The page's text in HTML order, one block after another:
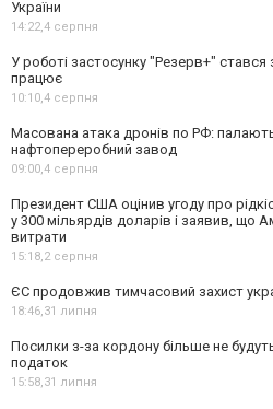
України
14:22, 4 серпня
У роботі застосунку "Резерв+" стався
працює
10:10, 4 серпня
Масована атака дронів по РФ:
нафтопереробний завод
09:00, 4 серпня
Президент США оцінив угоду про
у 300 мільярдів доларів і заявив, що
витрати
15:18, 2 серпня
ЄС продовжив тимчасовий захист
18:46, 31 липня
Посилки з-за кордону більше не
податок
15:58, 31 липня